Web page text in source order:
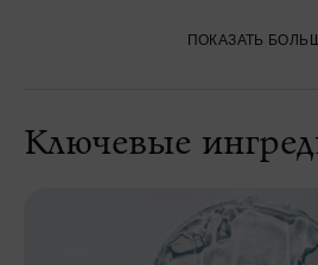
ПОКАЗАТЬ
Ключевые